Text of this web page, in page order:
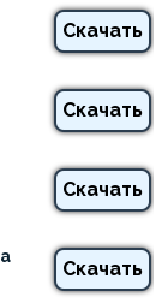
Скачать
Скачать
Скачать
Скачать